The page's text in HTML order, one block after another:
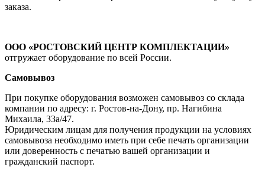
заказа.
ООО «РОСТОВСКИЙ ЦЕНТР КОМПЛЕКТАЦИИ»
отгружает оборудование по всей России.
Самовывоз
При покупке оборудования возможен самовывоз со склада
компании по адресу: г. Ростов-на-Дону, пр. Нагибина
Михаила, 33а/47.
Юридическим лицам для получения продукции на условиях
самовывоза необходимо иметь при себе печать организации
или доверенность с печатью вашей организации и
гражданский паспорт.